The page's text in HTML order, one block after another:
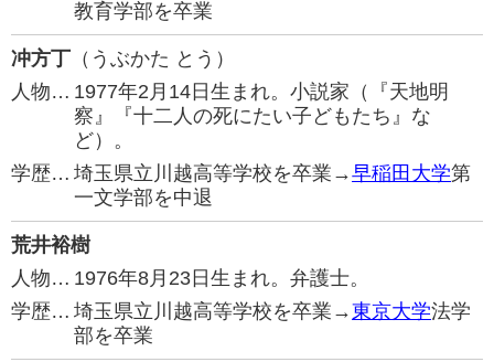
教育学部を卒業
冲方丁 （うぶかた とう）
人物… 1977年2月14日生まれ。小説家（『天地明
察』『十二人の死にたい子どもたち』な
ど）。
学歴… 埼玉県立川越高等学校を卒業→早稲田大学第
一文学部を中退
荒井裕樹
人物… 1976年8月23日生まれ。弁護士。
学歴… 埼玉県立川越高等学校を卒業→東京大学法学
部を卒業